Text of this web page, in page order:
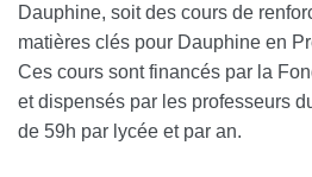
Dauphine, soit des cours de
matières clés pour Dauphine en
Ces cours sont financés par la
et dispensés par les professeurs
de 59h par lycée et par an.